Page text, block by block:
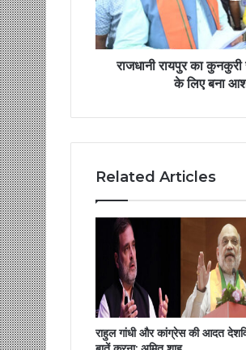
राजधानी रायपुर का
के लिए बना
Related Articles
राहुल गांधी और कांग्रेस की आदत